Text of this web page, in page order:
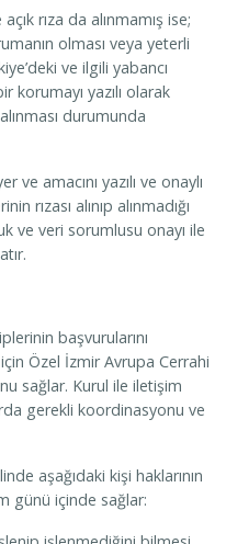
rıza da alınmamış ise;
olması veya yeterli
ve ilgili yabancı
korumayı yazılı olarak
durumunda
ve amacını yazılı ve onaylı
rızası alınıp alınmadığı
ve veri sorumlusu onayı ile
başvurularını
Özel İzmir Avrupa Cerrahi
sağlar. Kurul ile iletişim
gerekli koordinasyonu ve
aşağıdaki kişi haklarının
günü içinde sağlar: